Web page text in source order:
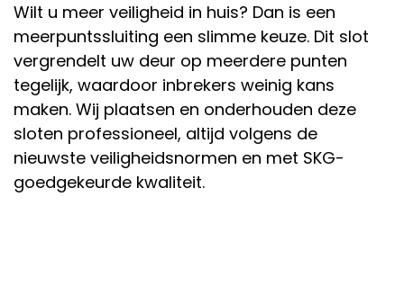
Wilt u meer veiligheid in huis? Dan is een
meerpuntssluiting een slimme keuze. Dit slot
vergrendelt uw deur op meerdere punten
tegelijk, waardoor inbrekers weinig kans
maken. Wij plaatsen en onderhouden deze
sloten professioneel, altijd volgens de
nieuwste veiligheidsnormen en met SKG-
goedgekeurde kwaliteit.